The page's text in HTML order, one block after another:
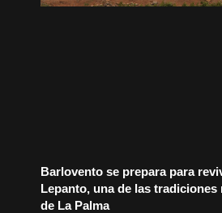
Barlovento se prepara para
Lepanto, una de las tradiciones
de La Palma